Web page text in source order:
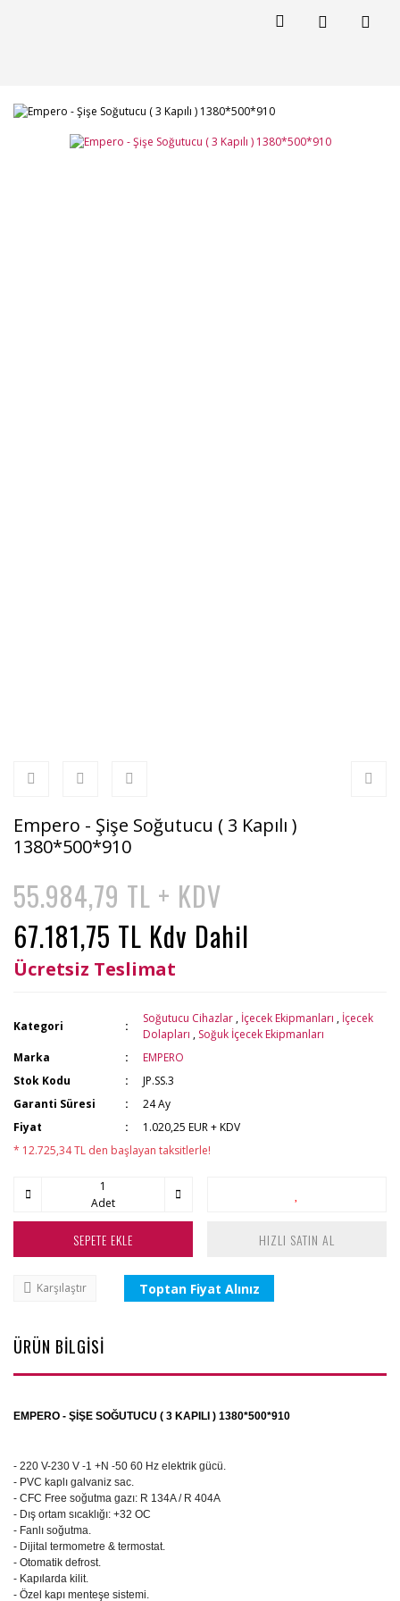
Empero - Şişe Soğutucu ( 3 Kapılı )
1380*500*910
55.984,79 TL + KDV
67.181,75 TL Kdv Dahil
Ücretsiz Teslimat
Kategori
Soğutucu Cihazlar , İçecek Ekipmanları , İçecek
Dolapları , Soğuk İçecek Ekipmanları
Marka
EMPERO
Stok Kodu
JP.SS.3
Garanti Süresi
24 Ay
Fiyat
1.020,25 EUR + KDV
* 12.725,34 TL den başlayan taksitlerle!
Adet
SEPETE EKLE HIZLI SATIN AL
Karşılaştır Toptan Fiyat Alınız
ÜRÜN BİLGİSİ
EMPERO - ŞİŞE SOĞUTUCU ( 3 KAPILI ) 1380*500*910
- 220 V-230 V -1 +N -50 60 Hz elektrik gücü.
- PVC kaplı galvaniz sac.
- CFC Free soğutma gazı: R 134A / R 404A
- Dış ortam sıcaklığı: +32 OC
- Fanlı soğutma.
- Dijital termometre & termostat.
- Otomatik defrost.
- Kapılarda kilit.
- Özel kapı menteşe sistemi.